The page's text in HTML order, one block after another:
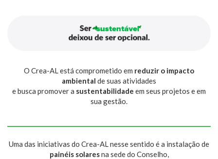
O Crea-AL está comprometido em reduzir o impacto
ambiental de suas atividades
e busca promover a sustentabilidade em seus projetos e em
sua gestão.
Uma das iniciativas do Crea-AL nesse sentido é a instalação de
painéis solaresna sede do Conselho,